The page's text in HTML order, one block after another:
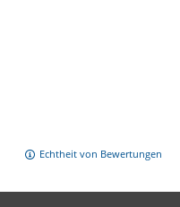
Echtheit von Bewertungen